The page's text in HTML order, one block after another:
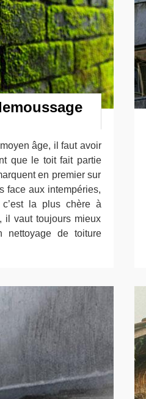
âge, il faut avoir
que le toit fait partie
en premier sur
face aux intempéries,
la plus chère à
il vaut toujours mieux
nettoyage de toiture